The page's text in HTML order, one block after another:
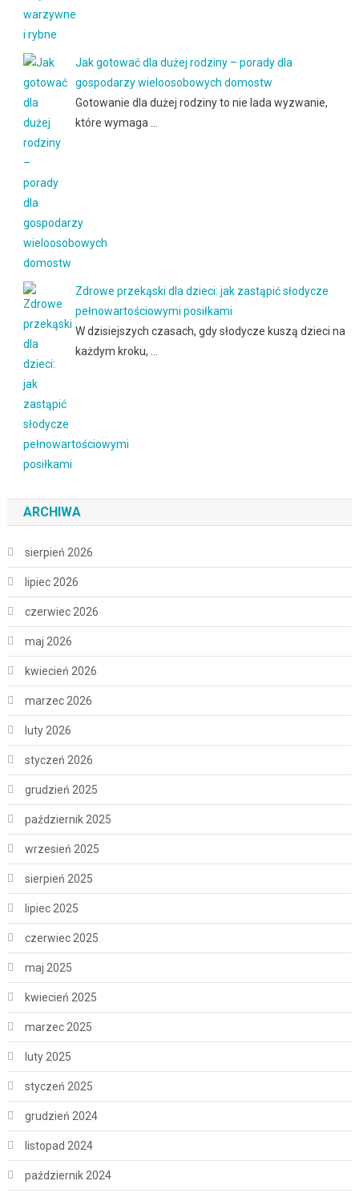
Jak gotować dla dużej rodziny – porady dla
gospodarzy wieloosobowych domostw
Gotowanie dla dużej rodziny to nie lada wyzwanie,
które wymaga …
Zdrowe przekąski dla dzieci: jak zastąpić słodycze
pełnowartościowymi posiłkami
W dzisiejszych czasach, gdy słodycze kuszą dzieci na
każdym kroku, …
ARCHIWA
sierpień 2026
lipiec 2026
czerwiec 2026
maj 2026
kwiecień 2026
marzec 2026
luty 2026
styczeń 2026
grudzień 2025
październik 2025
wrzesień 2025
sierpień 2025
lipiec 2025
czerwiec 2025
maj 2025
kwiecień 2025
marzec 2025
luty 2025
styczeń 2025
grudzień 2024
listopad 2024
październik 2024